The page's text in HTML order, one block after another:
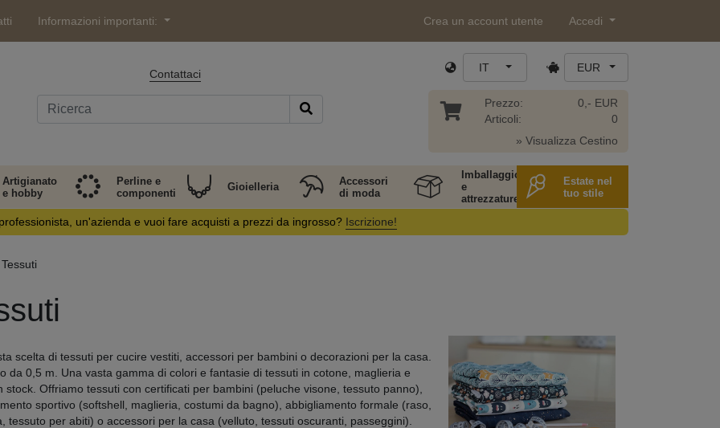
Informazioni importanti: Crea un account utente Accedi
Contattaci IT EUR
Prezzo:
Articoli:
0,- EUR
0
» Visualizza Cestino
Artigianato
e hobby
Perline e
componenti
Gioielleria
Accessori
di moda
Imballaggio
e
attrezzature
Estate nel
tuo stile
un'azienda e vuoi fare acquisti a prezzi da ingrosso? Iscrizione!
Tessuti
scelta di tessuti per cucire vestiti, accessori per bambini o decorazioni per la casa.
da 0,5 m. Una vasta gamma di colori e fantasie di tessuti in cotone, maglieria e
stock. Offriamo tessuti con certificati per bambini (peluche visone, tessuto panno),
sportivo (softshell, maglieria, costumi da bagno), abbigliamento formale (raso,
tessuto per abiti) o accessori per la casa (velluto, tessuti oscuranti, passeggini).